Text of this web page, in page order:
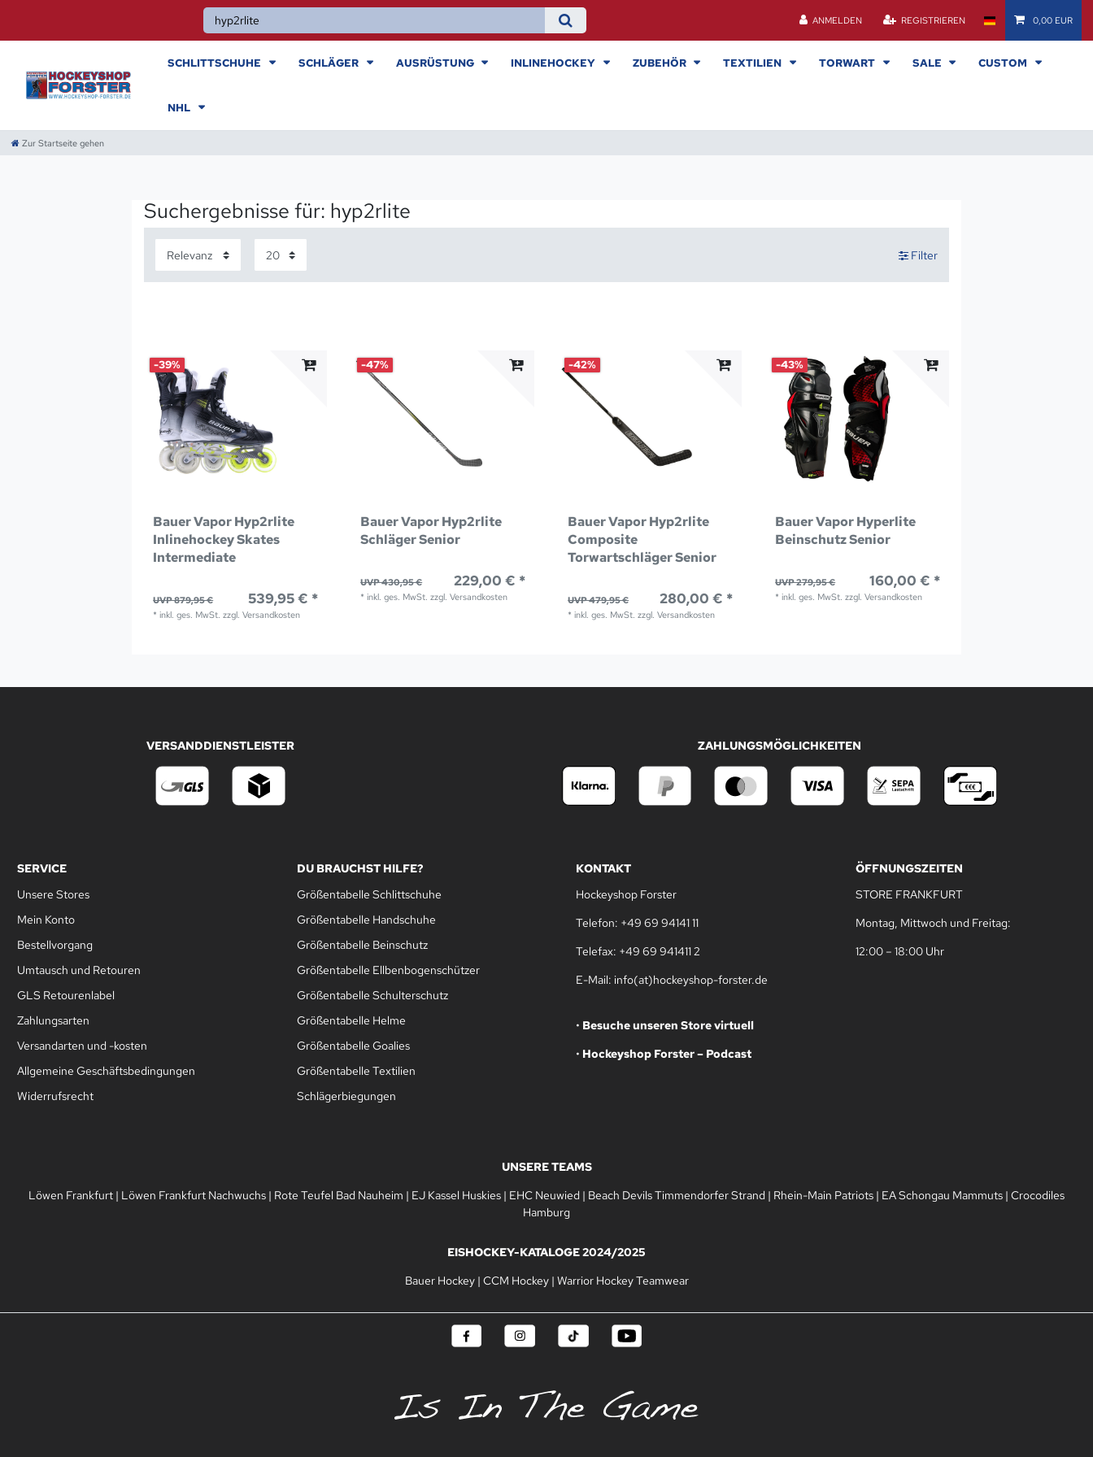
ANMELDEN REGISTRIEREN 0,00 EUR
SCHLITTSCHUHE SCHLÄGER AUSRÜSTUNG INLINEHOCKEY ZUBEHÖR TEXTILIEN TORWART SALE CUSTOM
NHL
Zur Startseite gehen
Suchergebnisse für: hyp2rlite
Filter
-39%
Bauer Vapor Hyp2rlite
Inlinehockey Skates
Intermediate
UVP 879,95 € 539,95 € *
*inkl. ges. MwSt. zzgl.Versandkosten
-47%
Bauer Vapor Hyp2rlite
Schläger Senior
UVP 430,95 € 229,00 € *
*inkl. ges. MwSt. zzgl.Versandkosten
-42%
Bauer Vapor Hyp2rlite
Composite
Torwartschläger Senior
UVP 479,95 € 280,00 € *
*inkl. ges. MwSt. zzgl.Versandkosten
-43%
Bauer Vapor Hyperlite
Beinschutz Senior
UVP 279,95 € 160,00 € *
*inkl. ges. MwSt. zzgl.Versandkosten
VERSANDDIENSTLEISTER ZAHLUNGSMÖGLICHKEITEN
SERVICE
Unsere Stores
Mein Konto
Bestellvorgang
Umtausch und Retouren
GLS Retourenlabel
Zahlungsarten
Versandarten und -kosten
Allgemeine Geschäftsbedingungen
Widerrufsrecht
DU BRAUCHST HILFE?
Größentabelle Schlittschuhe
Größentabelle Handschuhe
Größentabelle Beinschutz
Größentabelle Ellbenbogenschützer
Größentabelle Schulterschutz
Größentabelle Helme
Größentabelle Goalies
Größentabelle Textilien
Schlägerbiegungen
KONTAKT
Hockeyshop Forster
Telefon: +49 69 94141 11
Telefax: +49 69 941411 2
E-Mail: info(at)hockeyshop-forster.de
• Besuche unseren Store virtuell
• Hockeyshop Forster – Podcast
ÖFFNUNGSZEITEN
STORE FRANKFURT
Montag, Mittwoch und Freitag:
12:00 – 18:00 Uhr
UNSERE TEAMS
Löwen Frankfurt | Löwen Frankfurt Nachwuchs | Rote Teufel Bad Nauheim | EJ Kassel Huskies | EHC Neuwied | Beach Devils Timmendorfer Strand | Rhein-Main Patriots | EA Schongau Mammuts | Crocodiles
Hamburg
EISHOCKEY-KATALOGE 2024/2025
Bauer Hockey| CCM Hockey| Warrior Hockey Teamwear